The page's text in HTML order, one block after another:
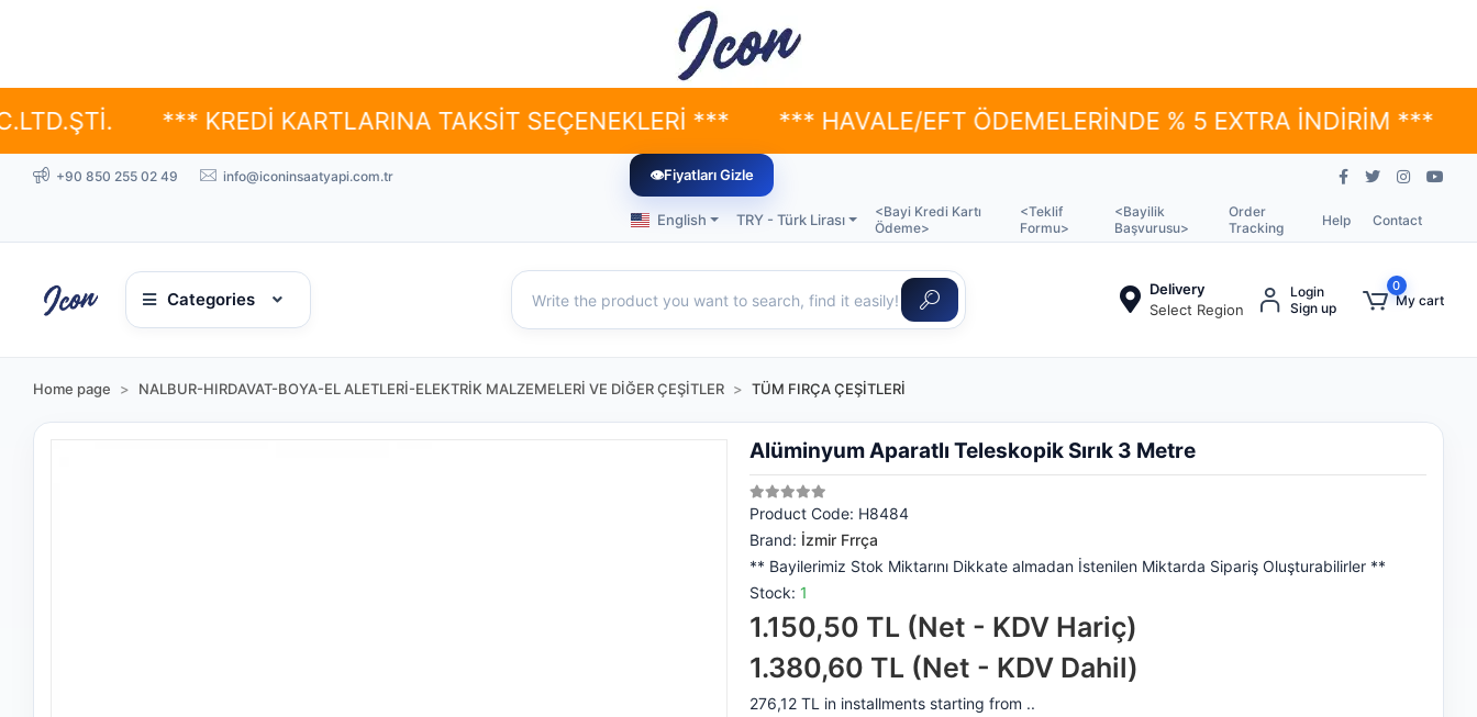
*** KREDİ KARTLARINA TAKSİT SEÇENEKLERİ *** *** HAVALE/EFT ÖDEMELERİNDE % 5 EXTRA İNDİRİM *** ***
+90 850 255 02 49 info@iconinsaatyapi.com.tr 👁Fiyatları Gizle
English TRY - Türk Lirası
<Bayi Kredi Kartı
Ödeme>
<Teklif
Formu>
<Bayilik
Başvurusu>
Order
Tracking
Help Contact
Categories
Delivery
Select Region
Login
Sign up
0
My cart
Home page NALBUR-HIRDAVAT-BOYA-EL ALETLERİ-ELEKTRİK MALZEMELERİ VE DİĞER ÇEŞİTLER TÜM FIRÇA ÇEŞİTLERİ
Alüminyum Aparatlı Teleskopik Sırık 3 Metre
Product Code: H8484
Brand: İzmir Frrça
** Bayilerimiz Stok Miktarını Dikkate almadan İstenilen Miktarda Sipariş Oluşturabilirler **
Stock: 1
1.150,50 TL (Net - KDV Hariç)
1.380,60 TL (Net - KDV Dahil)
276,12 TL in installments starting from ..